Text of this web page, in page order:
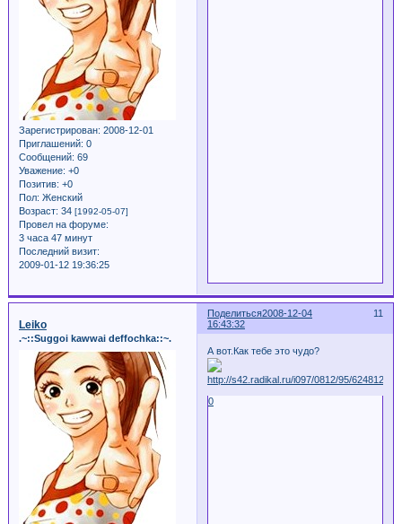
Зарегистрирован: 2008-12-01
Приглашений: 0
Сообщений: 69
Уважение: +0
Позитив: +0
Пол: Женский
Возраст: 34 [1992-05-07]
Провел на форуме:
3 часа 47 минут
Последний визит:
2009-01-12 19:36:25
Поделиться 11
2008-12-04
16:43:32
Leiko
.~::Suggoi kawwai deffochka::~.
А вот.Как тебе это чудо?
0